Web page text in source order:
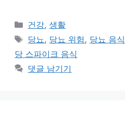
카
테
고
리
건강,생활
태
그
당뇨 , 당뇨 위험 , 당뇨 음식
당 스파이크 음식
댓글 남기기